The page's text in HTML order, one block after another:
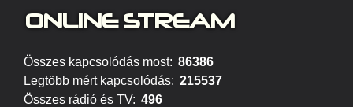
ONLINE STREAM
Összes kapcsolódás most: 86386
Legtöbb mért kapcsolódás: 215537
Összes rádió és TV: 496